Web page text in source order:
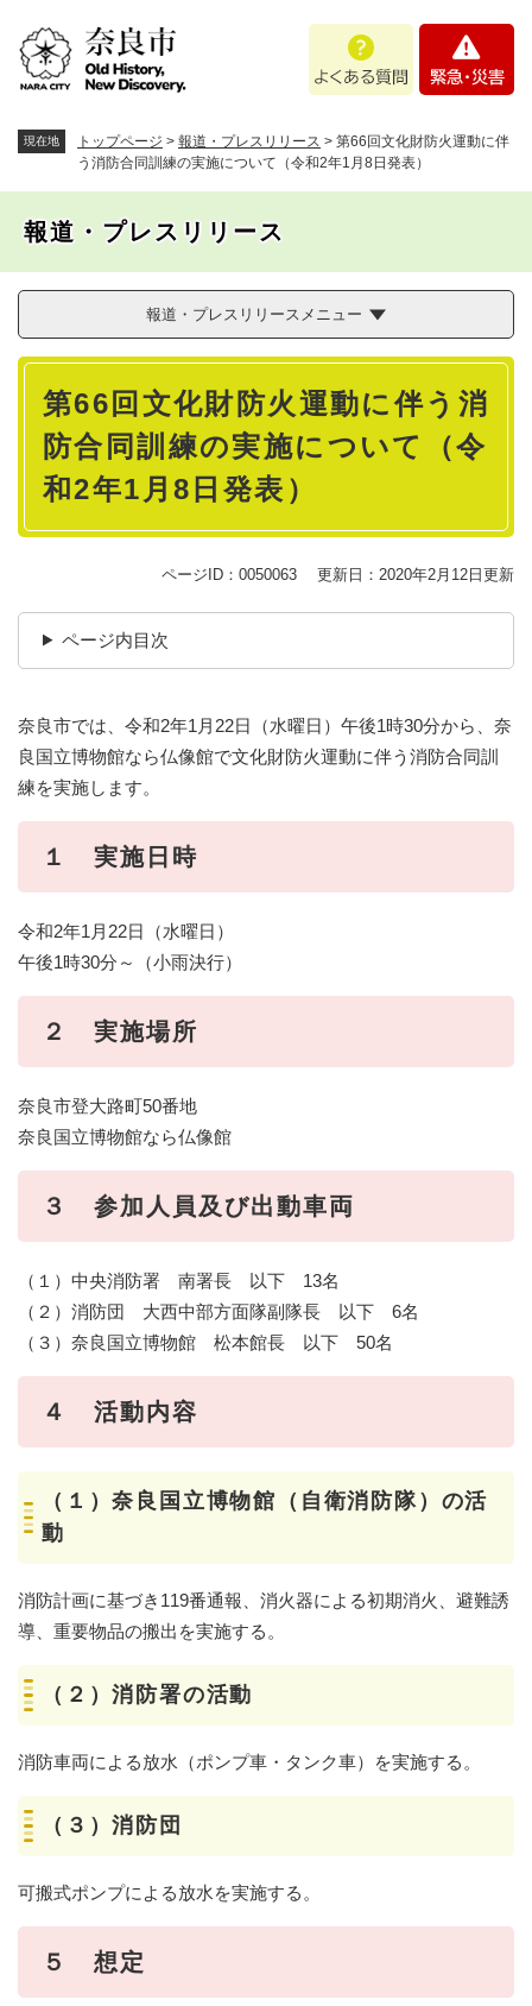
あ
問
・
現在地 トップページ > 報道・プレスリリース > 第66回文化財防火運動に伴
う消防合同訓練の実施について（令和2年1月8日発表）
報道・プレスリリース
報道・プレスリリースメニュー
本
第66回文化財防火運動に伴う消
防合同訓練の実施について（令
和2年1月8日発表）
ページID：0050063 更新日：2020年2月12日更新
ページ内目次
奈良市では、令和2年1月22日（水曜日）午後1時30分から、奈
良国立博物館なら仏像館で文化財防火運動に伴う消防合同訓
練を実施します。
１ 実施日時
令和2年1月22日（水曜日）
午後1時30分～（小雨決行）
２ 実施場所
奈良市登大路町50番地
奈良国立博物館なら仏像館
３ 参加人員及び出動車両
（１）中央消防署 南署長 以下 13名
（２）消防団 大西中部方面隊副隊長 以下 6名
（３）奈良国立博物館 松本館長 以下 50名
４ 活動内容
（１）奈良国立博物館（自衛消防隊）の活
動
消防計画に基づき119番通報、消火器による初期消火、避難誘
導、重要物品の搬出を実施する。
（２）消防署の活動
消防車両による放水（ポンプ車・タンク車）を実施する。
（３）消防団
可搬式ポンプによる放水を実施する。
５ 想定